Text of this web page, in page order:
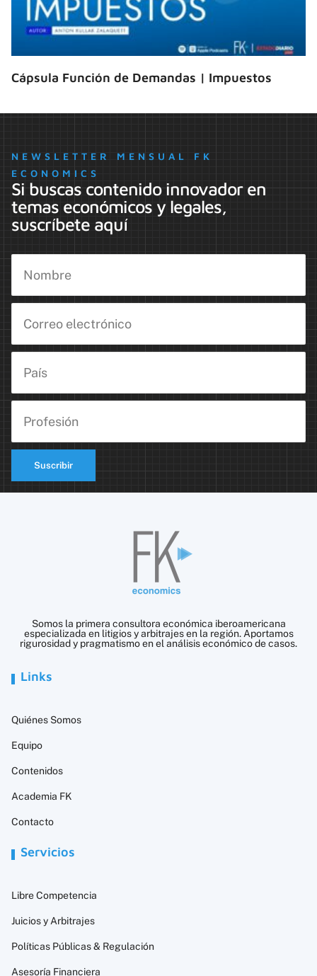
Cápsula Función de Demandas | Impuestos
NEWSLETTER MENSUAL FK
ECONOMICS
Si buscas contenido innovador en
temas económicos y legales,
suscríbete aquí
Suscribir
Somos la primera consultora económica iberoamericana
especializada en litigios y arbitrajes en la región. Aportamos
rigurosidad y pragmatismo en el análisis económico de casos.
Links
Quiénes Somos
Equipo
Contenidos
Academia FK
Contacto
Servicios
Libre Competencia
Juicios y Arbitrajes
Políticas Públicas & Regulación
Asesoría Financiera